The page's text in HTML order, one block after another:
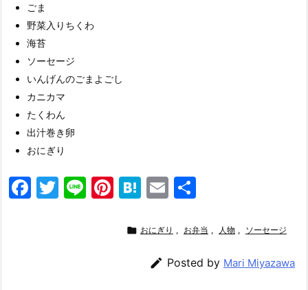
ごま
野菜入りちくわ
海苔
ソーセージ
いんげんのごまよごし
カニカマ
たくわん
出汁巻き卵
おにぎり
F
T
Li Pi
er
H
e
a
E
ai
l
 おにぎり , お弁当 , 人物 , ソーセージ
 Posted by Mari Miyazawa